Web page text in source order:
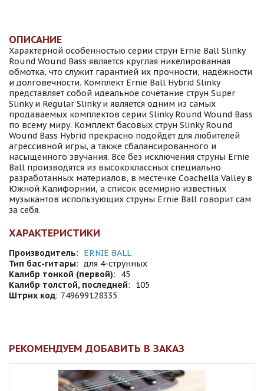
ОПИСАНИЕ
Характерной особенностью серии струн Ernie Ball Slinky
Round Wound Bass является круглая никелированная
обмотка, что служит гарантией их прочности, надёжности
и долговечности. Комплект Ernie Ball Hybrid Slinky
представляет собой идеальное сочетание струн Super
Slinky и Regular Slinky и является одним из самых
продаваемых комплектов серии Slinky Round Wound Bass
по всему миру. Комплект басовых струн Slinky Round
Wound Bass Hybrid прекрасно подойдёт для любителей
агрессивной игры, а также сбалансированного и
насыщенного звучания. Все без исключения струны Ernie
Ball производятся из высококлассных специально
разработанных материалов, в местечке Coachella Valley в
Южной Калифорнии, а список всемирно известных
музыкантов использующих струны Ernie Ball говорит сам
за себя.
ХАРАКТЕРИСТИКИ
Производитель:
ERNIE BALL
Тип бас-гитары: для 4-струнных
Калибр тонкой (первой):
45
Калибр толстой, последней:
105
Штрих код: 749699128335
РЕКОМЕНДУЕМ ДОБАВИТЬ В ЗАКАЗ